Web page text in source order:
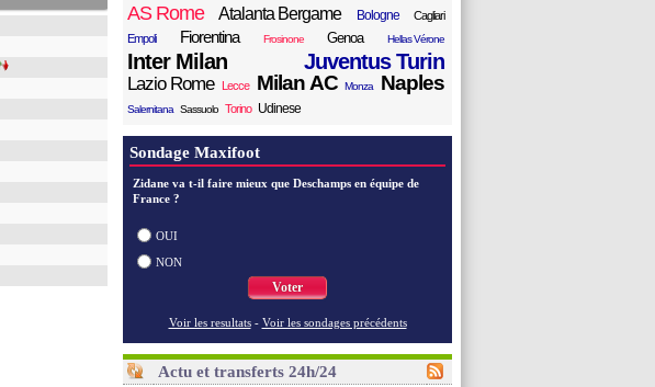
Lezzerini
AS Rome Atalanta Bergame Bologne
Cagliari
Empoli
Fiorentina Frosinone Genoa Hellas Vérone
Inter Milan Juventus Turin
Lazio Rome Lecce Milan AC Monza Naples
Salernitana Sassuolo Torino Udinese
Sondage Maxifoot
Zidane va t-il faire mieux que Deschamps en équipe de
France ?
OUI
NON
Voter
Voir les resultats - Voir les sondages précédents
Actu et transferts 24h/24